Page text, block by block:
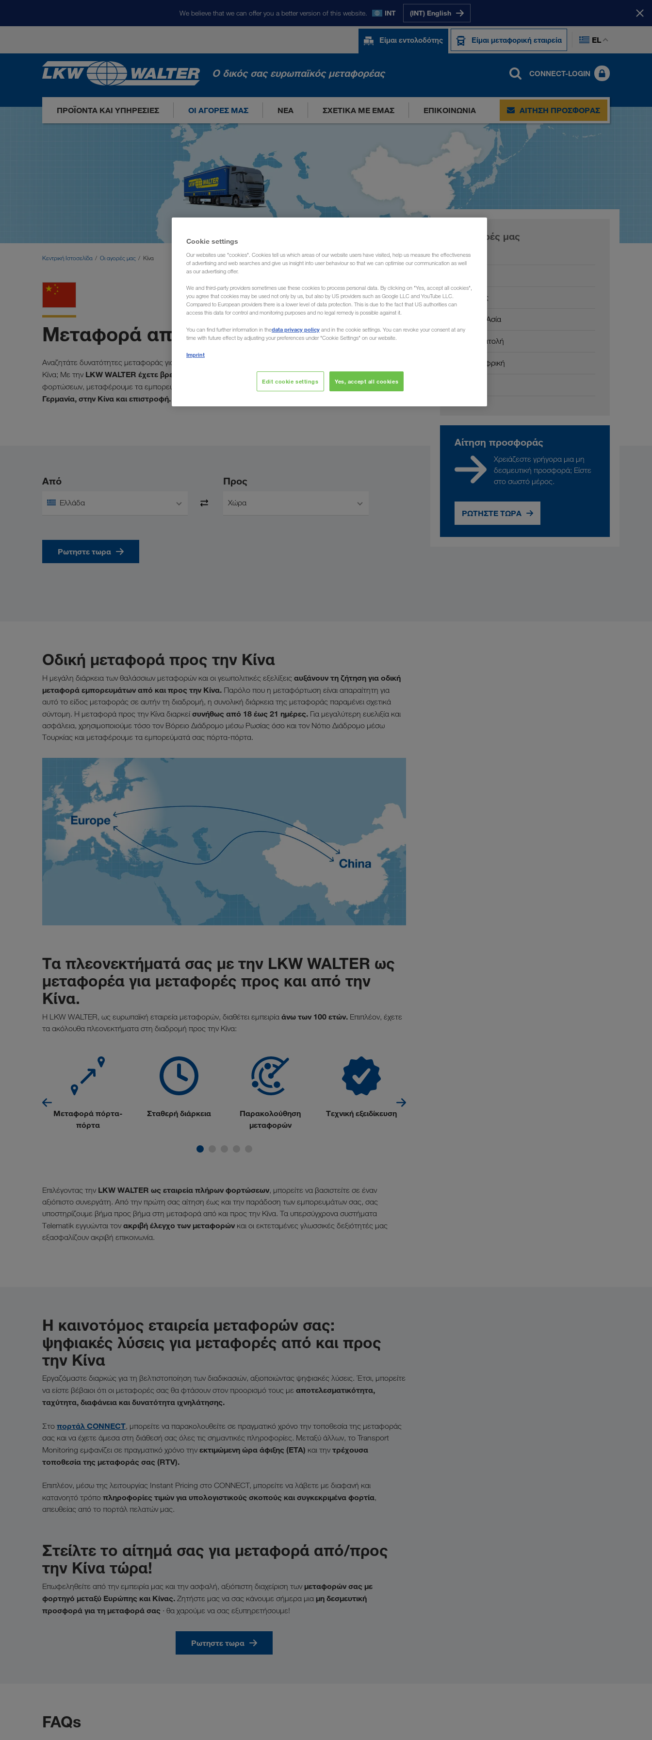
We believe that we can offer you a better version of this website. INT (INT) English
Είμαι εντολοδότης Είμαι μεταφορική εταιρεία EL
Ο δικός σας ευρωπαϊκός μεταφορέας CONNECT-LOGIN
ΠΡΟΪΌΝΤΑ ΚΑΙ ΥΠΗΡΕΣΊΕΣ ΟΙ ΑΓΟΡΈΣ ΜΑΣ ΝΈΑ ΣΧΕΤΙΚΆ ΜΕ ΕΜΆΣ ΕΠΙΚΟΙΝΩΝΊΑ ΑΊΤΗΣΗ ΠΡΟΣΦΟΡΆΣ
Κεντρική Ιστοσελίδα Οι αγορές μας Κίνα
Μεταφορά από/προς Κίνα
Αναζητάτε δυνατότητες μεταφοράς για την αποστολή των εμπορευμάτων και αγαθών σας από και προς την
Κίνα; Με την LKW WALTER έχετε βρει έναν αξιόπιστο συνεργάτηαπό την Ευρώπη. Ως εταιρεία πλήρων
φορτώσεων, μεταφέρουμε τα εμπορεύματά σας δια οδικής μεταφοράςαπό ευρωπαϊκές χώρες, όπως η
Γερμανία, στην Κίνα και επιστροφή.
Από
Ελλάδα
Προς
Χώρα
Ρωτηστε τωρα
Οδική μεταφορά προς την Κίνα
Η μεγάλη διάρκεια των θαλάσσιων μεταφορών και οι γεωπολιτικές εξελίξεις αυξάνουν τη ζήτηση για οδική
μεταφορά εμπορευμάτων από και προς την Κίνα. Παρόλο που η μεταφόρτωση είναι απαραίτητη για
αυτό το είδος μεταφοράς σε αυτήν τη διαδρομή, η συνολική διάρκεια της μεταφοράς παραμένει σχετικά
σύντομη. Η μεταφορά προς την Κίνα διαρκεί συνήθως από 18 έως 21 ημέρες. Για μεγαλύτερη ευελιξία και
ασφάλεια, χρησιμοποιούμε τόσο τον Βόρειο Διάδρομο μέσω Ρωσίας όσο και τον Νότιο Διάδρομο μέσω
Τουρκίας και μεταφέρουμε τα εμπορεύματά σας πόρτα-πόρτα.
Τα πλεονεκτήματά σας με την LKW WALTER ως
μεταφορέα για μεταφορές προς και από την
Κίνα.
Η LKW WALTER, ως ευρωπαϊκή εταιρεία μεταφορών, διαθέτει εμπειρία άνω των 100 ετών. Επιπλέον, έχετε
τα ακόλουθα πλεονεκτήματα στη διαδρομή προς την Κίνα:
Μεταφορά πόρτα-
πόρτα
Σταθερή διάρκεια
Παρακολούθηση
μεταφορών
Τεχνική εξειδίκευση
Επιλέγοντας την LKW WALTER ως εταιρεία πλήρων φορτώσεων, μπορείτε να βασιστείτε σε έναν
αξιόπιστο συνεργάτη. Από την πρώτη σας αίτηση έως και την παράδοση των εμπορευμάτων σας, σας
υποστηρίζουμε βήμα προς βήμα στη μεταφορά από και προς την Κίνα. Τα υπερσύγχρονα συστήματα
Τelematik εγγυώνται τον ακριβή έλεγχο των μεταφορών και οι εκτεταμένες γλωσσικές δεξιότητές μας
εξασφαλίζουν ακριβή επικοινωνία.
Η καινοτόμος εταιρεία μεταφορών σας:
ψηφιακές λύσεις για μεταφορές από και προς
την Κίνα
Εργαζόμαστε διαρκώς για τη βελτιστοποίηση των διαδικασιών, αξιοποιώντας ψηφιακές λύσεις. Έτσι, μπορείτε
να είστε βέβαιοι ότι οι μεταφορές σας θα φτάσουν στον προορισμό τους με αποτελεσματικότητα,
ταχύτητα, διαφάνεια και δυνατότητα ιχνηλάτησης.
Στο πορτάλ CONNECT, μπορείτε να παρακολουθείτε σε πραγματικό χρόνο την τοποθεσία της μεταφοράς
σας και να έχετε άμεσα στη διάθεσή σας όλες τις σημαντικές πληροφορίες. Μεταξύ άλλων, το Transport
Monitoring εμφανίζει σε πραγματικό χρόνο την εκτιμώμενη ώρα άφιξης (ETA) και την τρέχουσα
τοποθεσία της μεταφοράς σας (RTV).
Επιπλέον, μέσω της λειτουργίας Instant Pricing στο CONNECT, μπορείτε να λάβετε με διαφανή και
κατανοητό τρόπο πληροφορίες τιμών για υπολογιστικούς σκοπούς και συγκεκριμένα φορτία,
απευθείας από το πορτάλ πελατών μας.
Στείλτε το αίτημά σας για μεταφορά από/προς
την Κίνα τώρα!
Επωφεληθείτε από την εμπειρία μας και την ασφαλή, αξιόπιστη διαχείριση των μεταφορών σας με
φορτηγό μεταξύ Ευρώπης και Κίνας. Ζητήστε μας να σας κάνουμε σήμερα μια μη δεσμευτική
προσφορά για τη μεταφορά σας · θα χαρούμε να σας εξυπηρετήσουμε!
Ρωτηστε τωρα
FAQs
Οι αγορές μας
Ευρώπη
Καύκασος
Κεντρική Ασία
Μέση Ανατολή
Βόρεια Αφρική
Αίτηση προσφοράς
Χρειάζεστε γρήγορα μια μη
δεσμευτική προσφορά; Είστε
στο σωστό μέρος.
ΡΩΤΗΣΤΕ ΤΩΡΑ
Cookie settings
Our websites use "cookies". Cookies tell us which areas of our website users have visited, help us measure the effectiveness
of advertising and web searches and give us insight into user behaviour so that we can optimise our communication as well
as our advertising offer.
We and third-party providers sometimes use these cookies to process personal data. By clicking on "Yes, accept all cookies",
you agree that cookies may be used not only by us, but also by US providers such as Google LLC and YouTube LLC.
Compared to European providers there is a lower level of data protection. This is due to the fact that US authorities can
access this data for control and monitoring purposes and no legal remedy is possible against it.
You can find further information in thedata privacy policy and in the cookie settings. You can revoke your consent at any
time with future effect by adjusting your preferences under "Cookie Settings" on our website.
Imprint
Edit cookie settings Yes, accept all cookies